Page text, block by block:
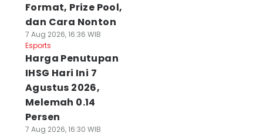
Format, Prize Pool,
dan Cara Nonton
7 Aug 2026, 16:36 WIB
Esports
Harga Penutupan
IHSG Hari Ini 7
Agustus 2026,
Melemah 0.14
Persen
7 Aug 2026, 16:30 WIB